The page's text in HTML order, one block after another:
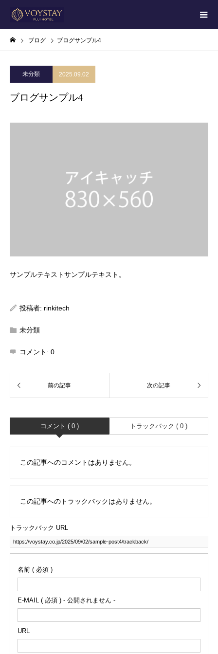
ブログ ブログサンプル4
未分類 2025.09.02
ブログサンプル4
サンプルテキストサンプルテキスト。
投稿者: rinkitech
未分類
コメント: 0
コメント ( 0 ) トラックバック ( 0 )
この記事へのコメントはありません。
この記事へのトラックバックはありません。
トラックバック URL
名前 ( 必須 )
E-MAIL ( 必須 ) - 公開されません -
URL